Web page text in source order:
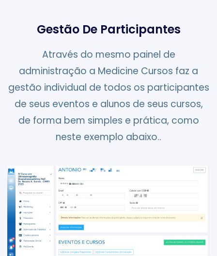
Gestão De Participantes
Através do mesmo painel de
administração a Medicine Cursos faz a
gestão individual de todos os participantes
de seus eventos e alunos de seus cursos,
de forma bem simples e prática, como
neste exemplo abaixo..